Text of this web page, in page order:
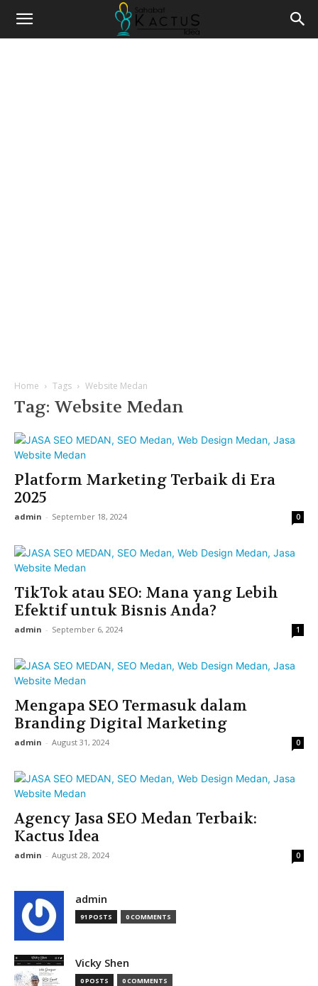
Home Tags Website Medan
Tag: Website Medan
Platform Marketing Terbaik di Era
2025
admin - September 18, 2024 0
TikTok atau SEO: Mana yang Lebih
Efektif untuk Bisnis Anda?
admin - September 6, 2024 1
Mengapa SEO Termasuk dalam
Branding Digital Marketing
admin - August 31, 2024 0
Agency Jasa SEO Medan Terbaik:
Kactus Idea
admin - August 28, 2024 0
admin
91 POSTS 0 COMMENTS
Vicky Shen
0 POSTS 0 COMMENTS